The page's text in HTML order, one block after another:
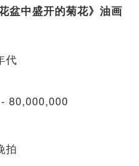
盆中盛开的菊花》油画
代
80,000,000
拍